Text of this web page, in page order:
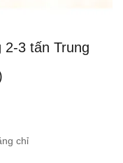
2-3 tấn Trung
chỉ